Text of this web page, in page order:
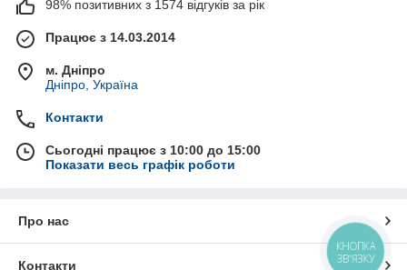
98% позитивних з 1574 відгуків за рік
Працює з 14.03.2014
м. Дніпро
Дніпро, Україна
Контакти
Сьогодні працює з 10:00 до 15:00
Показати весь графік роботи
Про нас
Контакти
КНОПКА
ЗВ'ЯЗКУ